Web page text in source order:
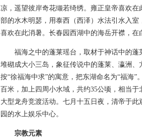
凉，遥望彼岸奇花缬若绮绣。雍正皇帝喜欢在
部的水木明瑟，用泰西（西泽）水法引水入
喜欢在此消暑。长春园西湖中的海岳开襟，在
福海之中的蓬莱瑶台，取材于神话中的蓬
堆砌成大小三岛，象征传说中的蓬莱、瀛洲
按“徐福海中求”的寓意，把东湖命名为“福海
百米，加上四周小水域，共约35公顷，相当
大型龙舟竞渡活动。七月十五日夜，清帝于
园的水上娱乐中心。
宗教元素